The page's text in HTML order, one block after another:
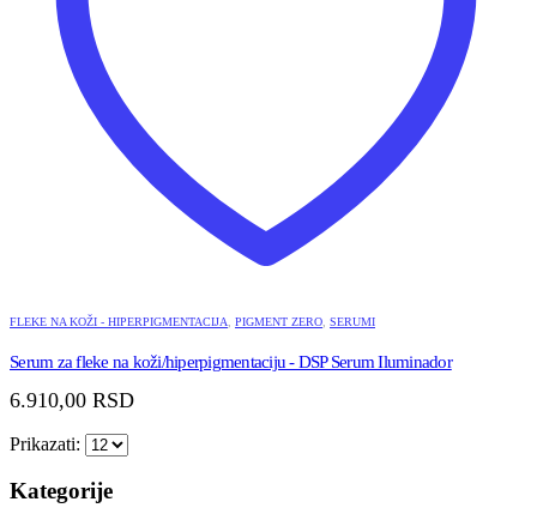
FLEKE NA KOŽI - HIPERPIGMENTACIJA PIGMENT ZERO SERUMI
Serum za fleke na koži/hiperpigmentaciju - DSP Serum Iluminador
6.910,00 RSD
Prikazati:
Kategorije